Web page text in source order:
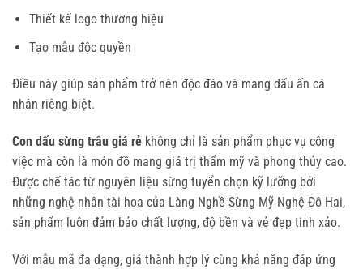
Thiết kế logo thương hiệu
Tạo mẫu độc quyền
Điều này giúp sản phẩm trở nên độc đáo và mang dấu ấn cá
nhân riêng biệt.
Con dấu sừng trâu giá rẻ không chỉ là sản phẩm phục vụ công
việc mà còn là món đồ mang giá trị thẩm mỹ và phong thủy cao.
Được chế tác từ nguyên liệu sừng tuyển chọn kỹ lưỡng bởi
những nghệ nhân tài hoa của Làng Nghề Sừng Mỹ Nghệ Đô Hai,
sản phẩm luôn đảm bảo chất lượng, độ bền và vẻ đẹp tinh xảo.
Với mẫu mã đa dạng, giá thành hợp lý cùng khả năng đáp ứng